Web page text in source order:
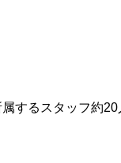
するスタッフ約